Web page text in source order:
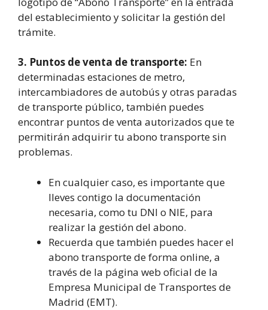
del establecimiento y solicitar la gestión del
trámite.
3. Puntos de venta de transporte: En
determinadas estaciones de metro,
intercambiadores de autobús y otras paradas
de transporte público, también puedes
encontrar puntos de venta autorizados que te
permitirán adquirir tu abono transporte sin
problemas.
En cualquier caso, es importante que
lleves contigo la documentación
necesaria, como tu DNI o NIE, para
realizar la gestión del abono.
Recuerda que también puedes hacer el
abono transporte de forma online, a
través de la página web oficial de la
Empresa Municipal de Transportes de
Madrid (EMT).